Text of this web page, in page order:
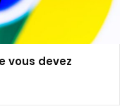
vous devez